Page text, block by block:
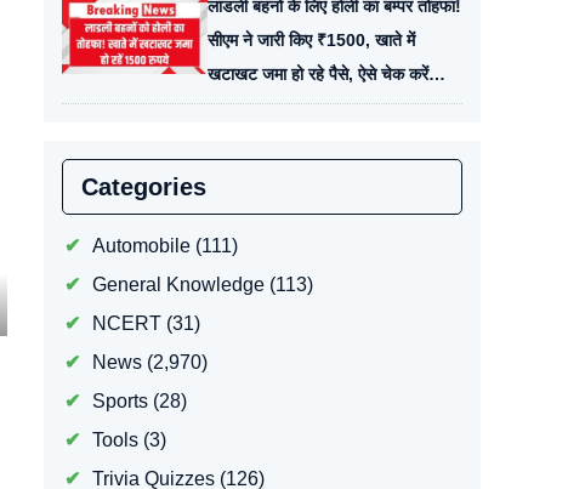
लाडली बहनों के लिए होली का बम्पर तोहफा!
सीएम ने जारी किए ₹1500, खाते में
खटाखट जमा हो रहे पैसे, ऐसे चेक करें
अपना स्टेटस
Categories
Automobile(111)
General Knowledge(113)
NCERT(31)
News(2,970)
Sports(28)
Tools(3)
Trivia Quizzes(126)